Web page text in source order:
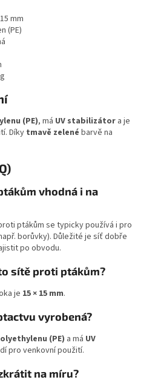
mm
(PE)
(PE), má UV stabilizátor a je
Díky tmavě zelené barvě na
vhodná i na
ptákům se typicky používá i pro
borůvky). Důležité je síť dobře
po obvodu.
sítě proti ptákům?
je 15 × 15 mm.
vyrobená?
(PE) a má UV
pro venkovní použití.
na míru?